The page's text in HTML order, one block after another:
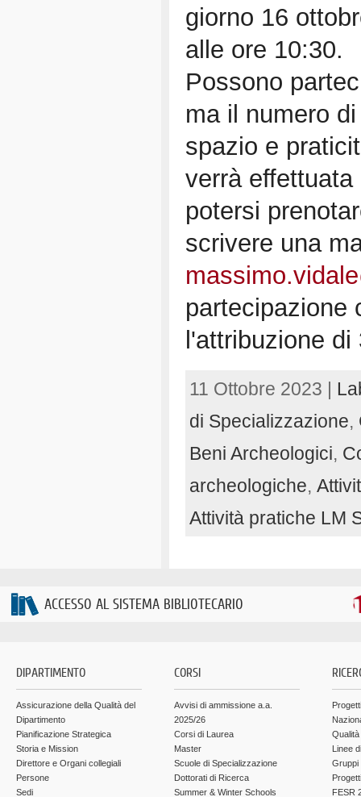
giorno 16
alle ore 10:30.
Possono
ma il numero
spazio e
verrà
potersi
scrivere una
partecipazione
l'attribuzione di
11 Ottobre 2023 |
di Specializzazione,
Beni Archeologici,
archeologiche,
Attività pratiche LM
ACCESSO AL SISTEMA BIBLIOTECARIO
DIPARTIMENTO
Assicurazione della Qualità del
Dipartimento
Pianificazione Strategica
Storia e Mission
Direttore e Organi collegiali
Persone
Sedi
CORSI
Avvisi di ammissione a.a.
2025/26
Corsi di Laurea
Master
Scuole di Specializzazione
Dottorati di Ricerca
Summer & Winter Schools
Linee
Gruppi
FESR